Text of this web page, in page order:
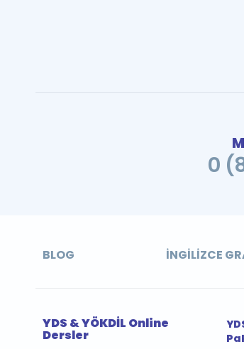
0
BLOG İNGILIZCE
YDS & YÖKDİL Online
Dersler